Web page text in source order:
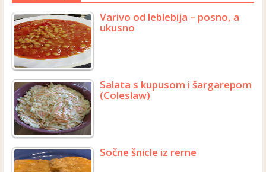
Varivo od leblebija – posno, a
ukusno
Salata s kupusom i šargarepom
(Coleslaw)
Sočne šnicle iz rerne